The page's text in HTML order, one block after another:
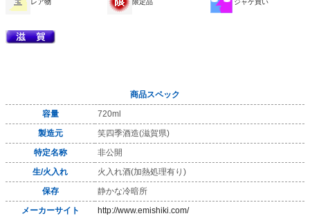
商品スペック
容量
720ml
製造元
笑四季酒造(滋賀県)
特定名称
非公開
生/火入れ
火入れ酒(加熱処理有り)
保存
静かな冷暗所
メーカーサイト
http://www.emishiki.com/